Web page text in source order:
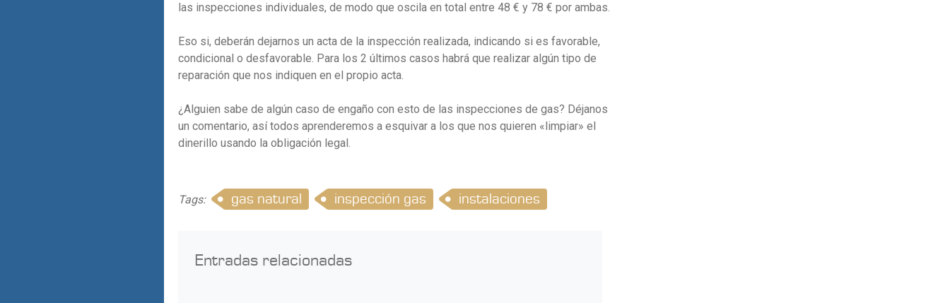
las inspecciones individuales, de modo que oscila en total entre 48 € y 78 € por ambas.
Eso si, deberán dejarnos un acta de la inspección realizada, indicando si es favorable,
condicional o desfavorable. Para los 2 últimos casos habrá que realizar algún tipo de
reparación que nos indiquen en el propio acta.
¿Alguien sabe de algún caso de engaño con esto de las inspecciones de gas? Déjanos
un comentario, así todos aprenderemos a esquivar a los que nos quieren «limpiar» el
dinerillo usando la obligación legal.
Tags: gas natural inspección gas instalaciones
Entradas relacionadas